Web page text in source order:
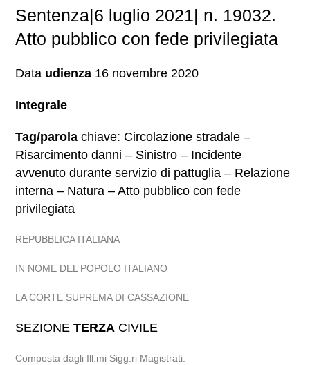
Sentenza|6 luglio 2021| n. 19032.
Atto pubblico con fede privilegiata
Data udienza 16 novembre 2020
Integrale
Tag/parola chiave: Circolazione stradale –
Risarcimento danni – Sinistro – Incidente
avvenuto durante servizio di pattuglia – Relazione
interna – Natura – Atto pubblico con fede
privilegiata
REPUBBLICA ITALIANA
IN NOME DEL POPOLO ITALIANO
LA CORTE SUPREMA DI CASSAZIONE
SEZIONETERZA CIVILE
Composta dagli Ill.mi Sigg.ri Magistrati: